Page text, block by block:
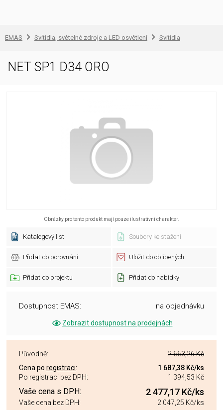
EMAS Svítidla, světelné zdroje a LED osvětlení Svítidla
NET SP1 D34 ORO
Obrázky pro tento produkt mají pouze ilustrativní charakter.
Katalogový list Soubory ke stažení
Přidat do porovnání Uložit do oblíbených
Přidat do projektu Přidat do nabídky
Dostupnost EMAS: na objednávku
Zobrazit dostupnost na prodejnách
Původně:
2 663,26 Kč
Cena po registraci: 1 687,38 Kč/ks
Po registraci bez DPH:
1 394,53 Kč
Vaše cena s DPH: 2 477,17 Kč/ks
Vaše cena bez DPH: 2 047,25 Kč/ks